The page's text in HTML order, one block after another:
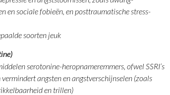
en sociale fobieën, en posttraumatische stress-
soorten jeuk
serotonine-heropnameremmers, ofwel SSRI’s
angsten en angstverschijnselen (zoals
en trillen)